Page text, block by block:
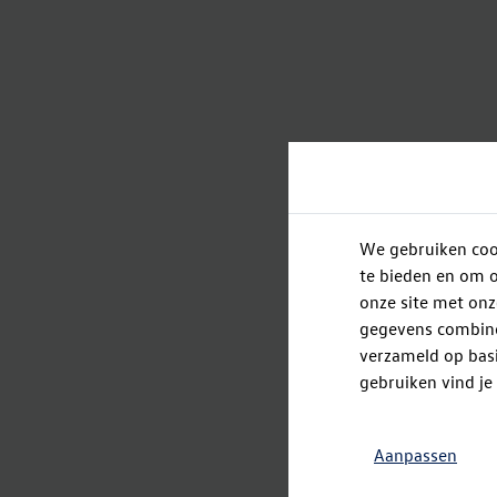
We gebruiken
te bieden en om
onze site met
gegevens
verzameld op
gebruiken vind je
Aanpassen